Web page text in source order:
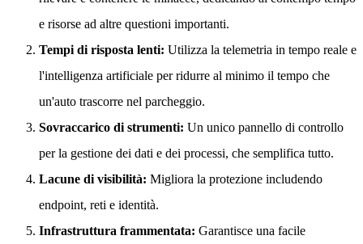
e risorse ad altre questioni importanti.
Tempi di risposta lenti: Utilizza la telemetria in tempo reale e
l'intelligenza artificiale per ridurre al minimo il tempo che
un'auto trascorre nel parcheggio.
Sovraccarico di strumenti: Un unico pannello di controllo
per la gestione dei dati e dei processi, che semplifica tutto.
Lacune di visibilità: Migliora la protezione includendo
endpoint, reti e identità.
Infrastruttura frammentata: Garantisce una facile